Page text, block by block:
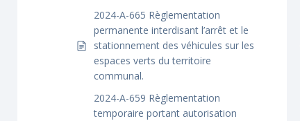
2024-A-665 Règlementation
permanente interdisant l’arrêt et le
stationnement des véhicules sur les
espaces verts du territoire
communal.
2024-A-659 Règlementation
temporaire portant autorisation